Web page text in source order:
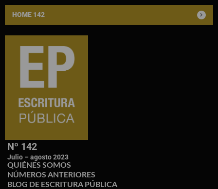
HOME 142
Nº 142
Julio – agosto 2023
QUIÉNES SOMOS
NÚMEROS ANTERIORES
BLOG DE ESCRITURA PÚBLICA